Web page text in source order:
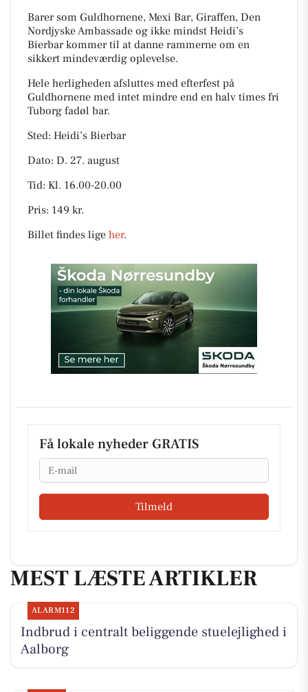
Barer som Guldhornene, Mexi Bar, Giraffen, Den
Nordjyske Ambassade og ikke mindst Heidi’s
Bierbar kommer til at danne rammerne om en
sikkert mindeværdig oplevelse.
Hele herligheden afsluttes med efterfest på
Guldhornene med intet mindre end en halv times fri
Tuborg fadøl bar.
Sted: Heidi’s Bierbar
Dato: D. 27. august
Tid: Kl. 16.00-20.00
Pris: 149 kr.
Billet findes lige her.
Få lokale nyheder GRATIS
Email
Tilmeld
MEST LÆSTE ARTIKLER
ALARM112
Indbrud i centralt beliggende stuelejlighed i
Aalborg